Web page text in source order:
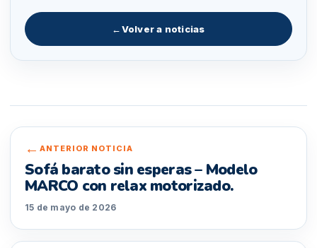
←Volver a noticias
← ANTERIOR NOTICIA
Sofá barato sin esperas – Modelo
MARCO con relax motorizado.
15 de mayo de 2026